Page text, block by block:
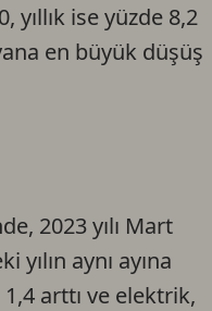
yıllık ise yüzde 8,2
en büyük düşüş
2023 yılı Mart
aynı ayına
arttı ve elektrik,